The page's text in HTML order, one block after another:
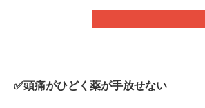
✅️頭痛がひどく薬が手放せない